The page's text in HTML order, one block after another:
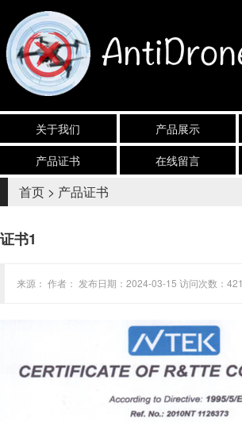
关于我们 产品展示
产品证书
在线留言
首页 > 产品证书
证书1
来源： 作者： 发布日期：2024-03-15 访问次数：421